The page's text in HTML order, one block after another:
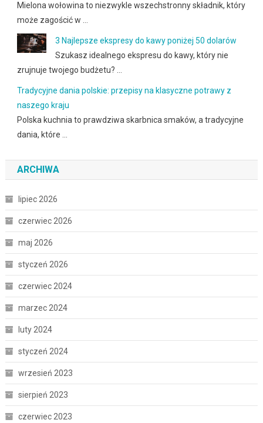
Mielona wołowina to niezwykle wszechstronny składnik, który
może zagościć w …
3 Najlepsze ekspresy do kawy poniżej 50 dolarów
Szukasz idealnego ekspresu do kawy, który nie
zrujnuje twojego budżetu? …
Tradycyjne dania polskie: przepisy na klasyczne potrawy z
naszego kraju
Polska kuchnia to prawdziwa skarbnica smaków, a tradycyjne
dania, które …
ARCHIWA
lipiec 2026
czerwiec 2026
maj 2026
styczeń 2026
czerwiec 2024
marzec 2024
luty 2024
styczeń 2024
wrzesień 2023
sierpień 2023
czerwiec 2023